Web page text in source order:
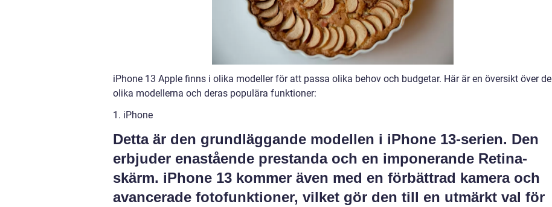
iPhone 13 Apple finns i olika modeller för att passa olika behov och budgetar. Här är en översikt över de
olika modellerna och deras populära funktioner:
1. iPhone
Detta är den grundläggande modellen i iPhone 13-serien. Den
erbjuder enastående prestanda och en imponerande Retina-
skärm. iPhone 13 kommer även med en förbättrad kamera och
avancerade fotofunktioner, vilket gör den till en utmärkt val för